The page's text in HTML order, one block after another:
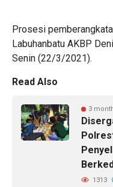
Prosesi
Labuhanbatu AKBP
Senin (22/3/2021).
Read Also
3
1313